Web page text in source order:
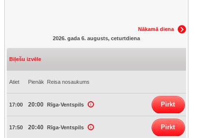
Nākamā diena
2026. gada 6. augusts, ceturtdiena
Biļešu izvēle
Atiet Pienāk Reisa nosaukums
17:00 20:00 Rīga-Ventspils Pirkt
17:50 20:40 Rīga-Ventspils Pirkt